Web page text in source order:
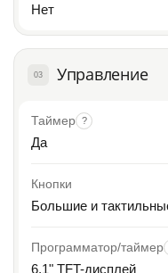
Нет
03 Управление
Таймер ?
Да
Кнопки
Большие и
Программатор/таймер
6,1" TFT-дисплей